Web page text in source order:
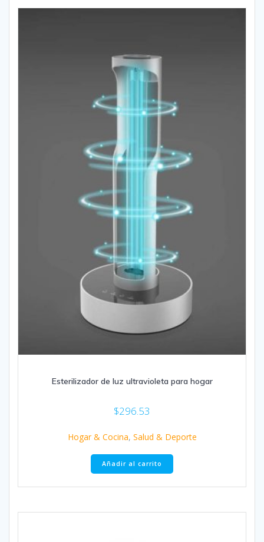
Esterilizador de luz ultravioleta para hogar
$296.53
Hogar & Cocina, Salud & Deporte
Añadir al carrito